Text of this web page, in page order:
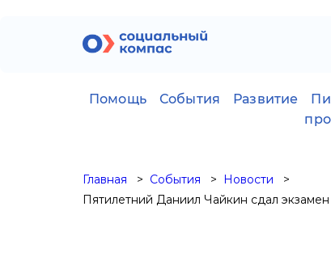
Помощь События Развитие
Главная События
Новости
Пятилетний Даниил Чайкин сдал